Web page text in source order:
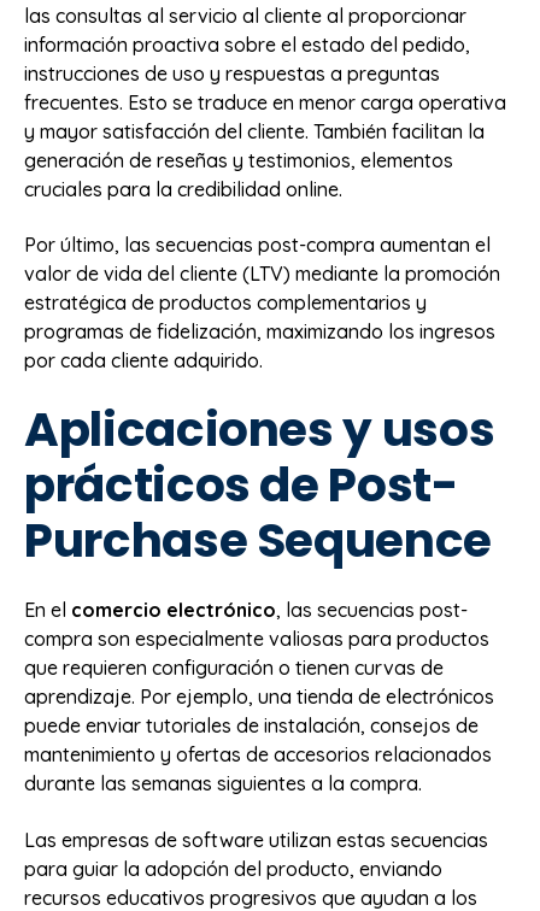
las consultas al servicio al cliente al proporcionar
información proactiva sobre el estado del pedido,
instrucciones de uso y respuestas a preguntas
frecuentes. Esto se traduce en menor carga operativa
y mayor satisfacción del cliente. También facilitan la
generación de reseñas y testimonios, elementos
cruciales para la credibilidad online.
Por último, las secuencias post-compra aumentan el
valor de vida del cliente (LTV) mediante la promoción
estratégica de productos complementarios y
programas de fidelización, maximizando los ingresos
por cada cliente adquirido.
Aplicaciones y usos
prácticos de Post-
Purchase Sequence
En el comercio electrónico, las secuencias post-
compra son especialmente valiosas para productos
que requieren configuración o tienen curvas de
aprendizaje. Por ejemplo, una tienda de electrónicos
puede enviar tutoriales de instalación, consejos de
mantenimiento y ofertas de accesorios relacionados
durante las semanas siguientes a la compra.
Las empresas de software utilizan estas secuencias
para guiar la adopción del producto, enviando
recursos educativos progresivos que ayudan a los